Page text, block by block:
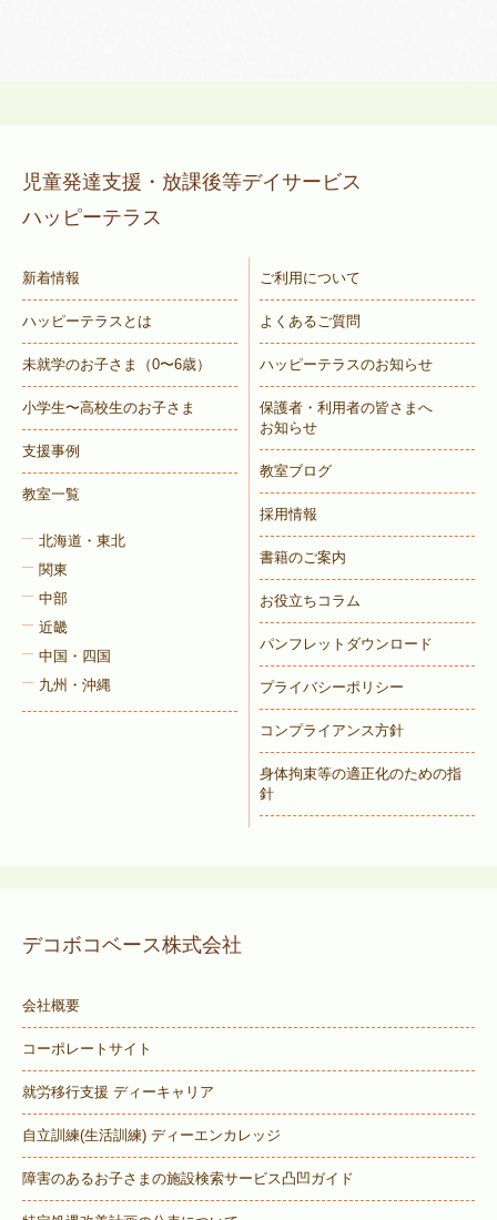
児童発達支援・放課後等デイサービス
ハッピーテラス
新着情報
ハッピーテラスとは
未就学のお子さま （0〜6歳）
小学生〜高校生のお子さま
支援事例
教室一覧
北海道・東北
関東
中部
近畿
中国・四国
九州・沖縄
ご利用について
よくあるご質問
ハッピーテラスのお知らせ
保護者・利用者の皆さまへ
お知らせ
教室ブログ
採用情報
書籍のご案内
お役立ちコラム
パンフレットダウンロード
プライバシーポリシー
コンプライアンス方針
身体拘束等の適正化のための指
針
デコボコベース株式会社
会社概要
コーポレートサイト
就労移行支援 ディーキャリア
自立訓練(生活訓練) ディーエンカレッジ
障害のあるお子さまの施設検索サービス凸凹ガイド